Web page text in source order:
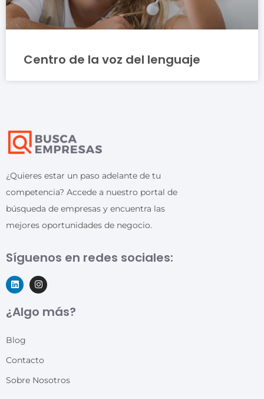
Centro de la voz del lenguaje
¿Quieres estar un paso adelante de tu
competencia? Accede a nuestro portal de
búsqueda de empresas y encuentra las
mejores oportunidades de negocio.
Síguenos en redes sociales:
¿Algo más?
Blog
Contacto
Sobre Nosotros